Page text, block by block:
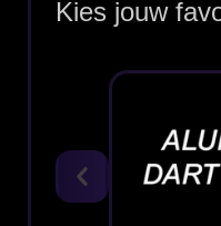
vergelijk je